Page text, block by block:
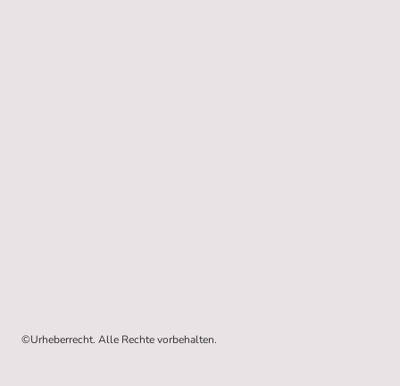
©Urheberrecht. Alle Rechte vorbehalten.